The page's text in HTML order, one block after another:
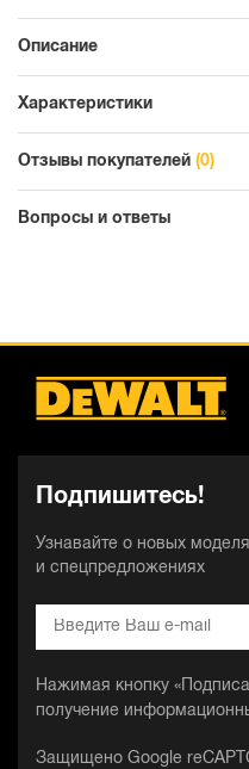
Описание
Характеристики
Отзывы покупателей (0)
Вопросы и ответы
Подпишитесь!
Узнавайте о новых
и спецпредложениях
Нажимая кнопку
получение
Защищено Google